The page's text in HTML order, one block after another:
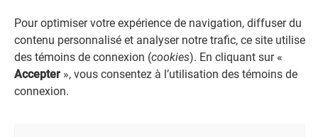
Pour optimiser votre expérience de navigation, diffuser du
contenu personnalisé et analyser notre trafic, ce site utilise
des témoins de connexion (cookies). En cliquant sur «
Accepter », vous consentez à l’utilisation des témoins de
connexion.
AVIS JURIDIQUE GÉNÉRAL